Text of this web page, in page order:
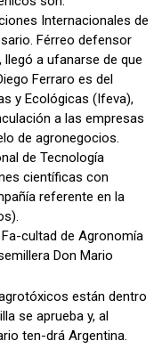
Internacionales de
Férreo defensor
a ufanarse de que
Ferraro es del
y Ecológicas (Ifeva),
a las empresas
de agronegocios.
de Tecnología
científicas con
referente en la
Fa-cultad de Agronomía
Don Mario
están dentro
se aprueba y, al
ten-drá Argentina.